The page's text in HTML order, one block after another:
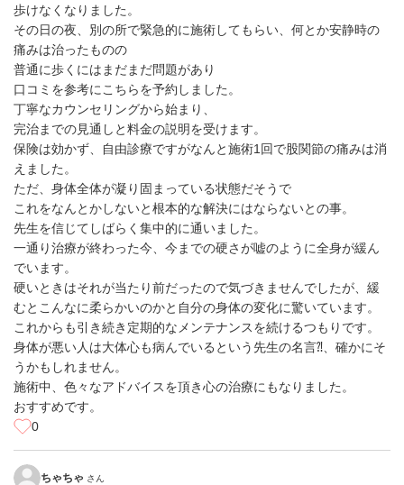
歩けなくなりました。
その日の夜、別の所で緊急的に施術してもらい、何とか安静時の
痛みは治ったものの
普通に歩くにはまだまだ問題があり
口コミを参考にこちらを予約しました。
丁寧なカウンセリングから始まり、
完治までの見通しと料金の説明を受けます。
保険は効かず、自由診療ですがなんと施術1回で股関節の痛みは消
えました。
ただ、身体全体が凝り固まっている状態だそうで
これをなんとかしないと根本的な解決にはならないとの事。
先生を信じてしばらく集中的に通いました。
一通り治療が終わった今、今までの硬さが嘘のように全身が緩ん
でいます。
硬いときはそれが当たり前だったので気づきませんでしたが、緩
むとこんなに柔らかいのかと自分の身体の変化に驚いています。
これからも引き続き定期的なメンテナンスを続けるつもりです。
身体が悪い人は大体心も病んでいるという先生の名言⁈、確かにそ
うかもしれません。
施術中、色々なアドバイスを頂き心の治療にもなりました。
おすすめです。
0
ちゃちゃ さん